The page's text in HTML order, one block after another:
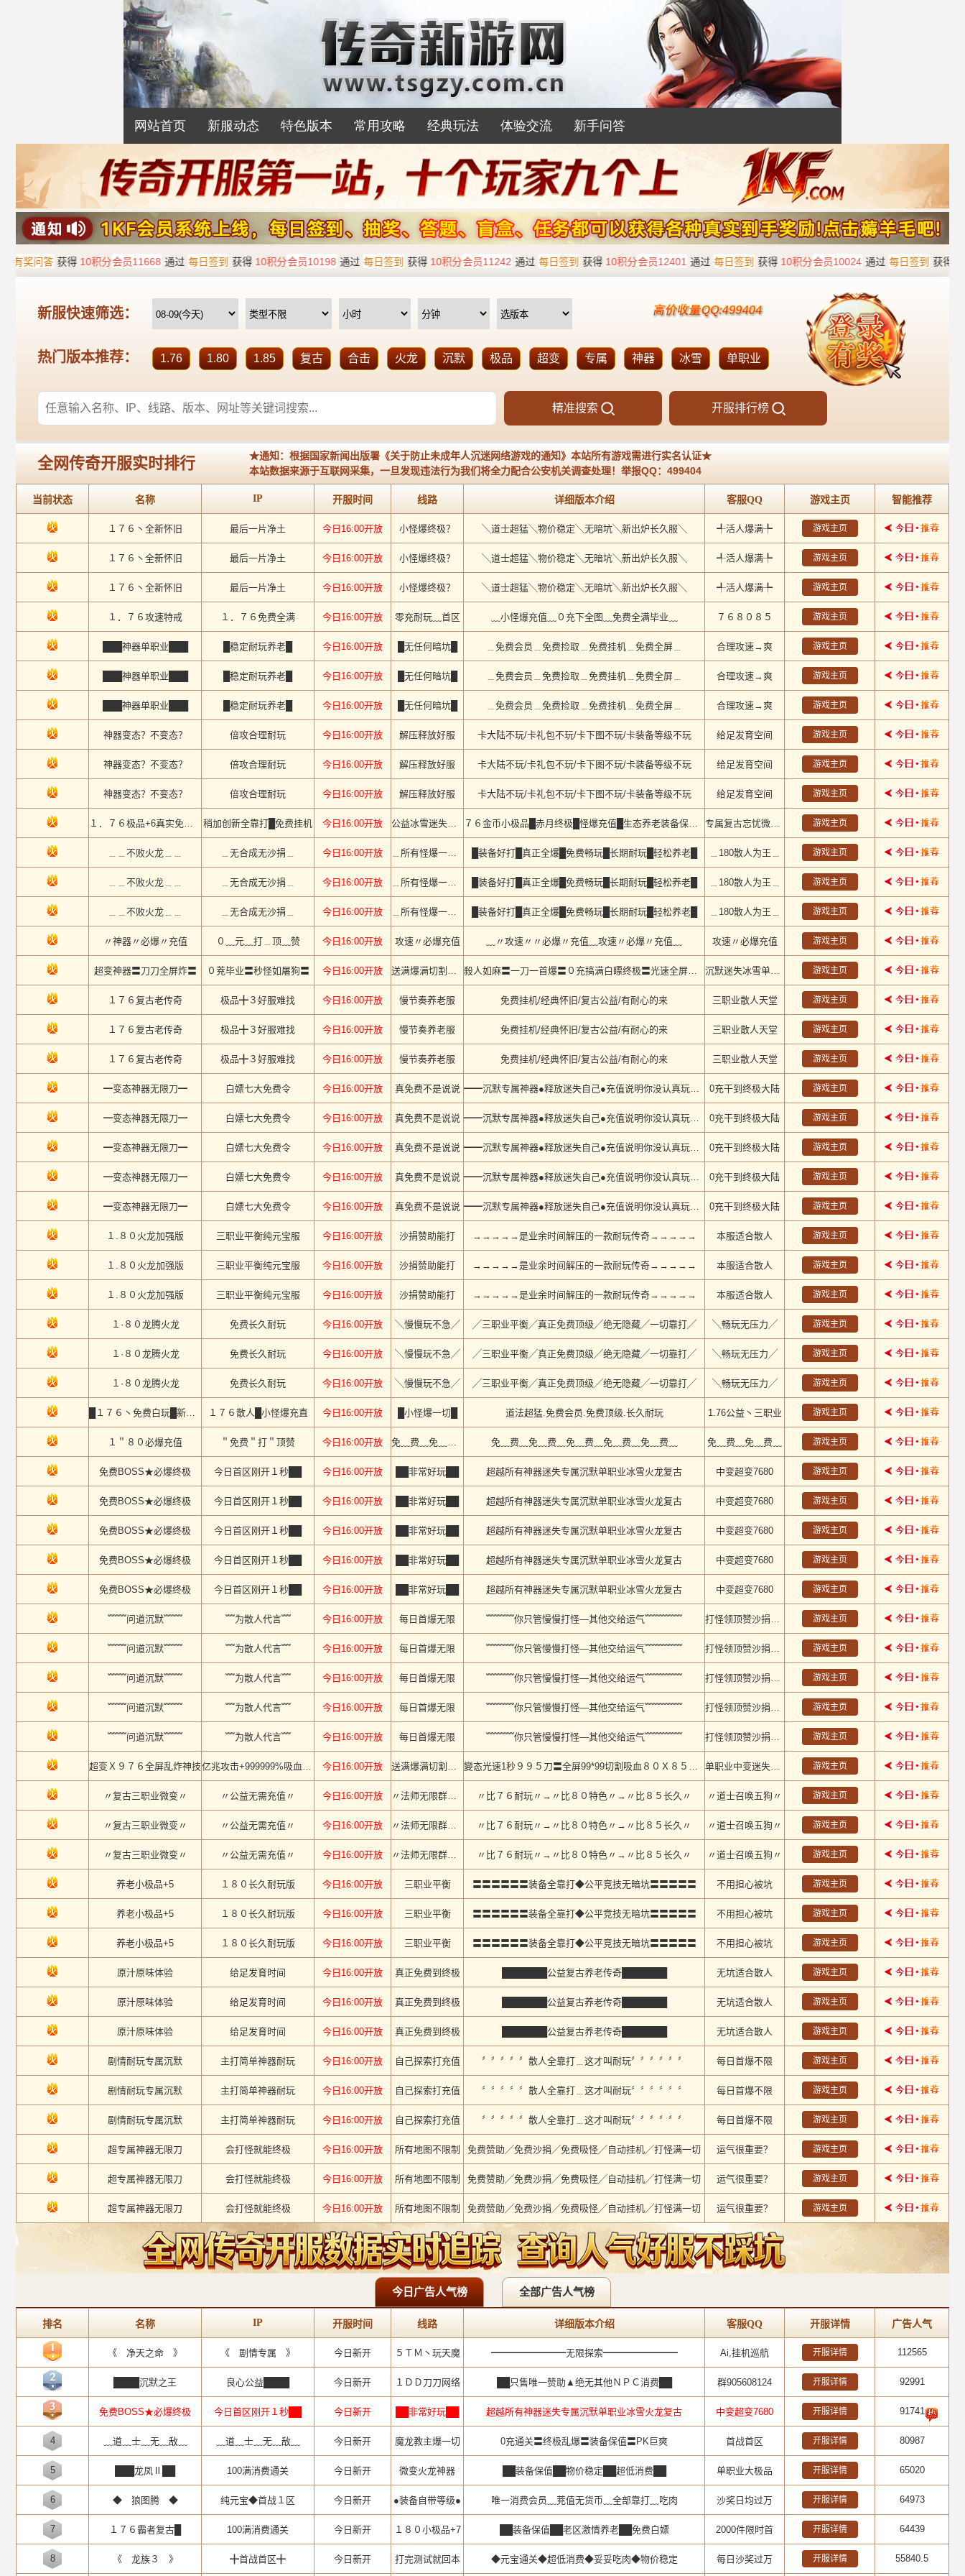
网站首页 新服动态 特色版本 常用攻略 经典玩法 体验交流 新手问答